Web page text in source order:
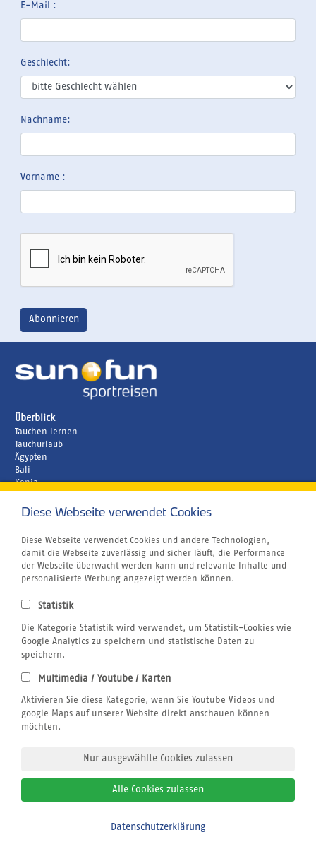
E-Mail :
Geschlecht:
Nachname:
Vorname :
Überblick
Tauchen lernen
Tauchurlaub
Ägypten
Bali
Kenia
Unternehmen
Airline Blacklist
Centrum für Reisemedizin
Bildnachweis
Gutschein
Klimabewusst Reisen
Reiseversicherung
Windsurfen
Wingfoilen
Wingfoilen
Rechtliches
AGB
Datenschutz
Diese Webseite verwendet Cookies
Diese Webseite verwendet Cookies und andere Technologien,
damit die Webseite zuverlässig und sicher läuft, die Performance
der Webseite überwacht werden kann und relevante Inhalte und
personalisierte Werbung angezeigt werden können.
Statistik
Die Kategorie Statistik wird verwendet, um Statistik-Cookies wie
Google Analytics zu speichern und statistische Daten zu
speichern.
Multimedia / Youtube / Karten
Aktivieren Sie diese Kategorie, wenn Sie Youtube Videos und
google Maps auf unserer Website direkt anschauen können
möchten.
Nur ausgewählte Cookies zulassen
Alle Cookies zulassen
Datenschutzerklärung